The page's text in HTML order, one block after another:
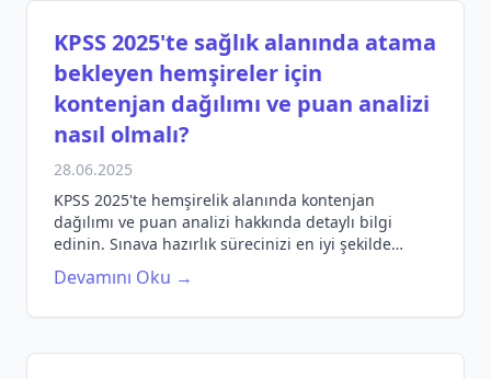
KPSS 2025'te sağlık alanında atama
bekleyen hemşireler için
kontenjan dağılımı ve puan analizi
nasıl olmalı?
28.06.2025
KPSS 2025'te hemşirelik alanında kontenjan
dağılımı ve puan analizi hakkında detaylı bilgi
edinin. Sınava hazırlık sürecinizi en iyi şekilde
yönetin.
Devamını Oku →